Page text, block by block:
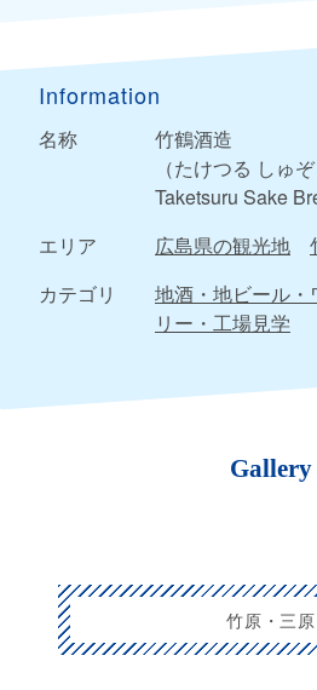
Information
名称
竹鶴酒造
（たけつる しゅぞ
Taketsuru Sake
エリア
広島県の観光地
カテゴリ
地酒・地ビール・
リー・工場見学
Gallery
竹原・三原